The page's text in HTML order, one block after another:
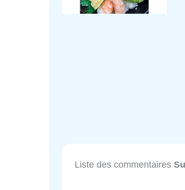
Liste des commentaires